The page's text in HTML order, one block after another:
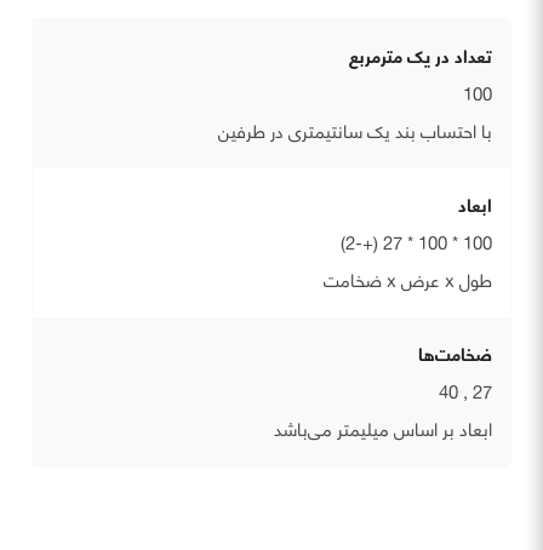
تعداد در یک مترمربع
100
با احتساب بند یک سانتیمتری در طرفین
ابعاد
100 * 100 * 27 (+-2)
طول x عرض x ضخامت
ضخامت‌ها
27 , 40
ابعاد بر اساس میلیمتر می‌باشد